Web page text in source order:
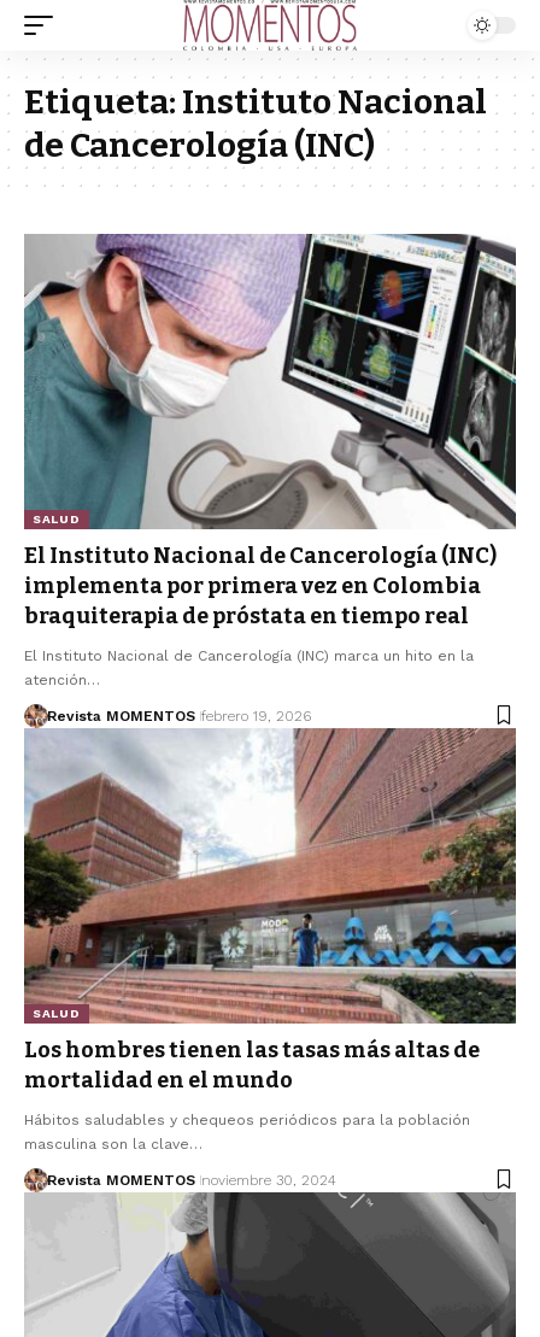
Etiqueta: Instituto Nacional
de Cancerología (INC)
SALUD
El Instituto Nacional de Cancerología (INC)
implementa por primera vez en Colombia
braquiterapia de próstata en tiempo real
El Instituto Nacional de Cancerología (INC) marca un hito en la
atención…
Revista MOMENTOS febrero 19, 2026
SALUD
Los hombres tienen las tasas más altas de
mortalidad en el mundo
Hábitos saludables y chequeos periódicos para la población
masculina son la clave…
Revista MOMENTOS noviembre 30, 2024